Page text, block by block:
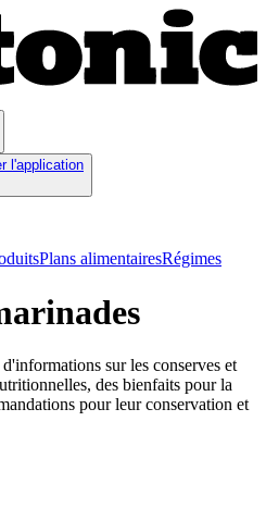
l'application
Plans alimentairesRégimes
sur les conserves et
des bienfaits pour la
pour leur conservation et